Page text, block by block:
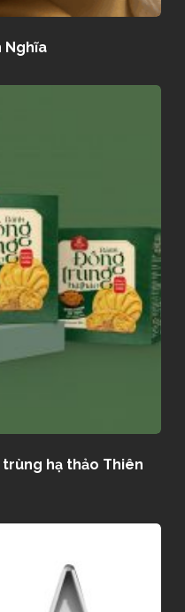
Nghĩa
hạ thảo Thiên